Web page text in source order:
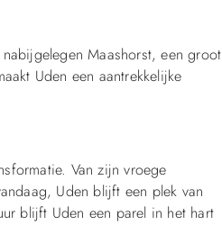
Maashorst, een groot
Uden een aantrekkelijke
Van zijn vroege
Uden blijft een plek van
blijft Uden een parel in het hart